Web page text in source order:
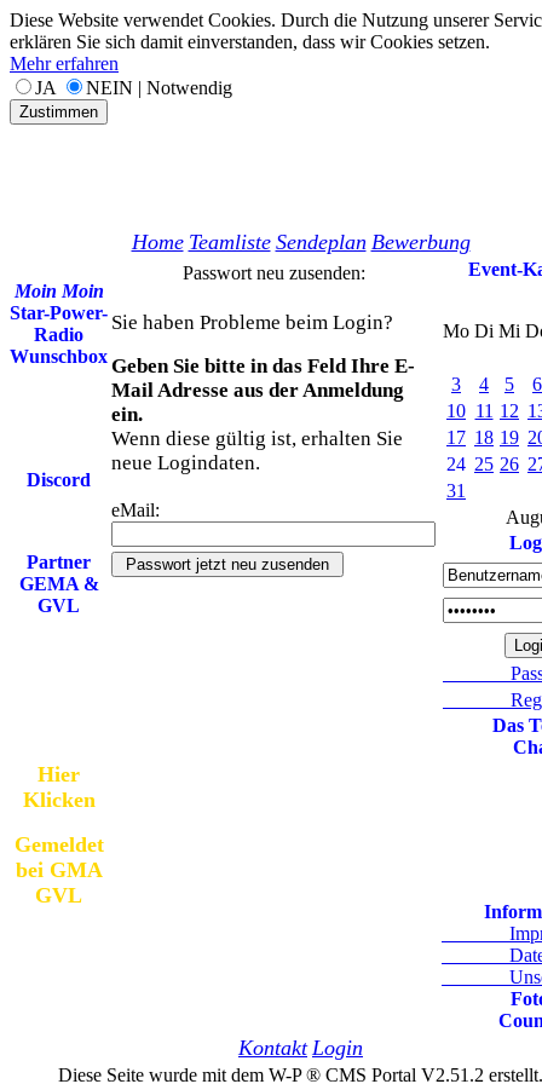
Diese Website verwendet Cookies. Durch die Nutzung unserer
erklären Sie sich damit einverstanden, dass wir Cookies setzen.
Mehr erfahren
JA
NEIN | Notwendig
Zustimmen
Home Teamliste Sendeplan Bewerbung
Moin Moin
Star-Power-
Radio
Wunschbox
Discord
Partner
GEMA &
GVL
Hier
Klicken
Gemeldet
bei GMA
GVL
Passwort neu zusenden:
Sie haben Probleme beim Login?
Geben Sie bitte in das Feld Ihre E-
Mail Adresse aus der Anmeldung
ein.
Wenn diese gültig ist, erhalten Sie
neue Logindaten.
eMail:
Event-
Mo Di Mi
3 4 5
6
10 11 12
17 18 19
24 25 26
31
Das
Unsere
Kontakt Login
Diese Seite wurde mit dem W-P ® CMS Portal V2.51.2 erstellt.